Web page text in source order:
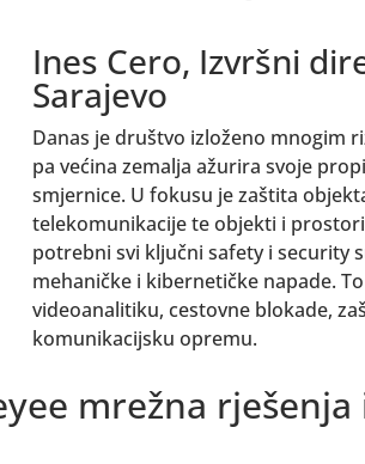
Ines Cero, Izvršni
Sarajevo
Danas je društvo izloženo mnogim
pa većina zemalja ažurira svoje
smjernice. U fokusu je zaštita
telekomunikacije te objekti i
potrebni svi ključni safety i security
mehaničke i kibernetičke napade.
videoanalitiku, cestovne blokade,
komunikacijsku opremu.
mrežna